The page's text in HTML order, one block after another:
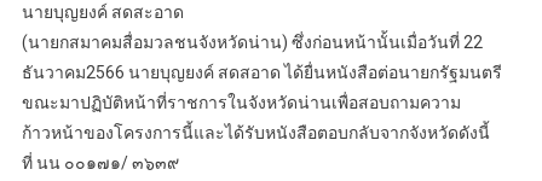
นายบุญยงค์ สดสะอาด
(นายกสมาคมสื่อมวลชนจังหวัดน่าน) ซึ่งก่อนหน้านั้นเมื่อวันที่ 22
ธันวาคม2566 นายบุญยงค์ สดสอาด ได้ยื่นหนังสือต่อนายกรัฐมนตรี
ขณะมาปฏิบัติหน้าที่ราชการในจังหวัดน่านเพื่อสอบถามความ
ก้าวหน้าของโครงการนี้และได้รับหนังสือตอบกลับจากจังหวัดดังนี้
ที่ นน ๐๐๑๗๑/ ๓๖๓๙